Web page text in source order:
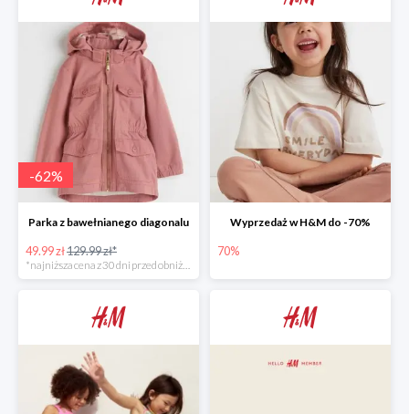
-62%
Parka z bawełnianego diagonalu
49.99 zł129.99 zł*
*najniższa cena z 30 dni przed obniżką
Wyprzedaż w H&M do -70%
70%